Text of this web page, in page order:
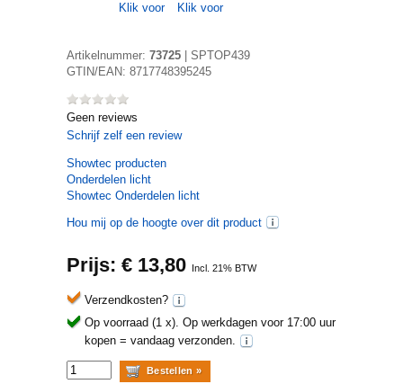
Artikelnummer: 73725
SPTOP439
GTIN/EAN: 8717748395245
Geen reviews
Schrijf zelf een review
Showtec producten
Onderdelen licht
Showtec Onderdelen licht
Hou mij op de hoogte over dit product
Prijs: € 13,80 Incl. 21% BTW
Verzendkosten?
Op voorraad (1 x). Op werkdagen voor 17:00 uur
kopen = vandaag verzonden.